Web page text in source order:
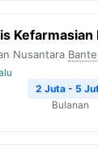
Kefarmasian
Nusantara
2 Juta - 5
Bulanan